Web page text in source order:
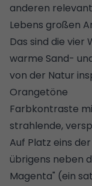
anderen
Lebens großen
Das sind die vier
warme Sand-
von der Natur
Orangetöne
Farbkontraste
strahlende,
Auf Platz eins
übrigens neben
Magenta" (ein